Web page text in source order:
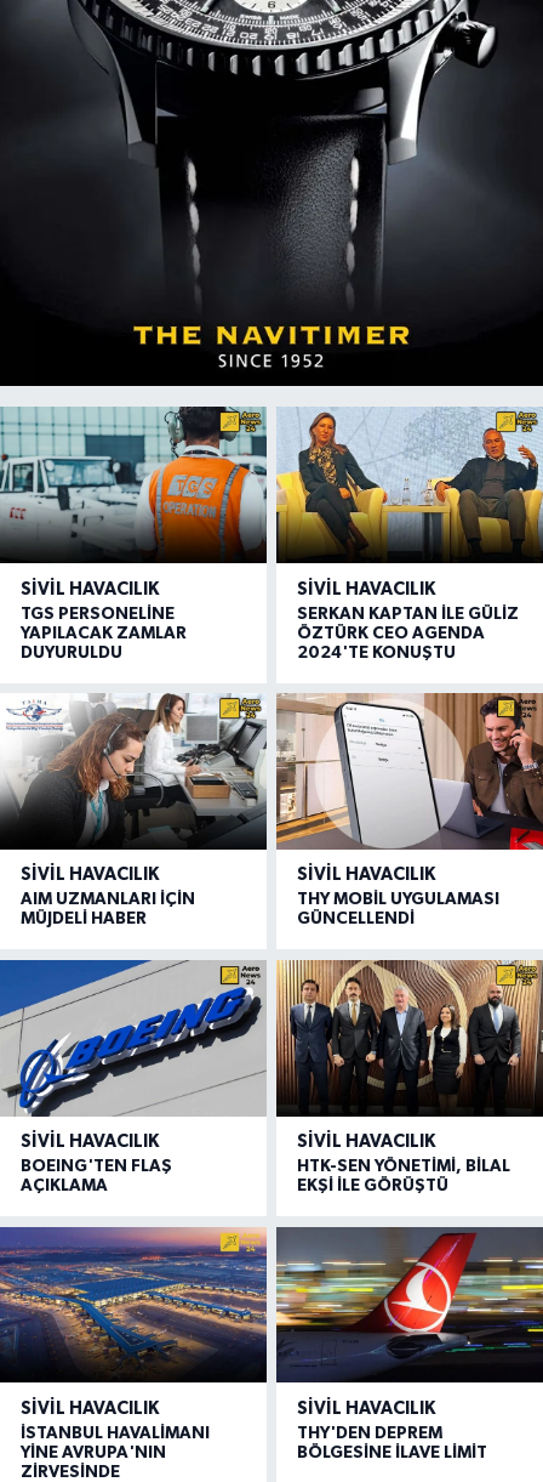
SIVIL HAVACILIK
TGS PERSONELİNE
YAPILACAK ZAMLAR
DUYURULDU
SIVIL HAVACILIK
SERKAN KAPTAN İLE GÜLİZ
ÖZTÜRK CEO AGENDA
2024'TE KONUŞTU
SIVIL HAVACILIK
AIM UZMANLARI İÇİN
MÜJDELİ HABER
SIVIL HAVACILIK
THY MOBİL UYGULAMASI
GÜNCELLENDİ
SIVIL HAVACILIK
BOEING'TEN FLAŞ
AÇIKLAMA
SIVIL HAVACILIK
HTK-SEN YÖNETİMİ, BİLAL
EKŞİ İLE GÖRÜŞTÜ
SIVIL HAVACILIK
İSTANBUL HAVALİMANI
YİNE AVRUPA'NIN
ZİRVESİNDE
SIVIL HAVACILIK
THY'DEN DEPREM
BÖLGESİNE İLAVE LİMİT